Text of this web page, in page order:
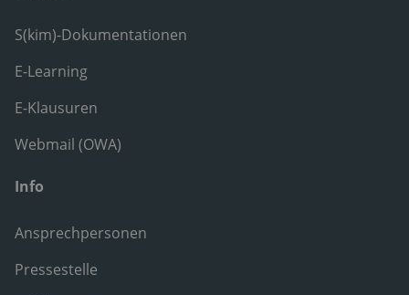
S(kim)-Dokumentationen
E-Learning
E-Klausuren
Webmail (OWA)
Info
Ansprechpersonen
Pressestelle